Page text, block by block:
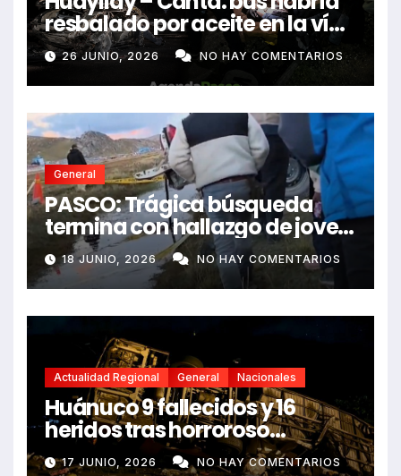
resbalado por aceite en la vía
e impactó auto siniestrado
dejando dos fallecidos
26 JUNIO, 2026 NO HAY COMENTARIOS
General
PASCO: Trágica búsqueda
termina con hallazgo de joven
sin vida en Rancas
18 JUNIO, 2026 NO HAY COMENTARIOS
Actualidad Regional General Nacionales
Huánuco 9 fallecidos y 16
heridos tras horroroso
despiste de bus Real Chancas
17 JUNIO, 2026 NO HAY COMENTARIOS